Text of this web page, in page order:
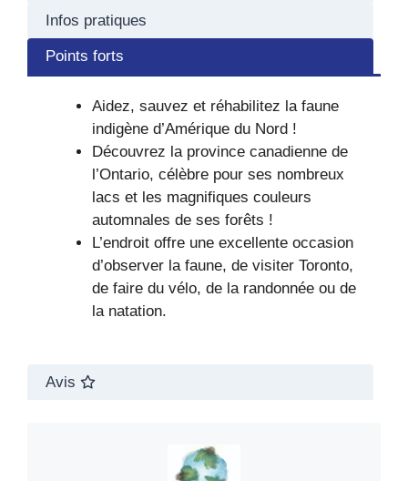
Infos pratiques
Points forts
Aidez, sauvez et réhabilitez la faune
indigène d’Amérique du Nord !
Découvrez la province canadienne de
l’Ontario, célèbre pour ses nombreux
lacs et les magnifiques couleurs
automnales de ses forêts !
L’endroit offre une excellente occasion
d’observer la faune, de visiter Toronto,
de faire du vélo, de la randonnée ou de
la natation.
Avis